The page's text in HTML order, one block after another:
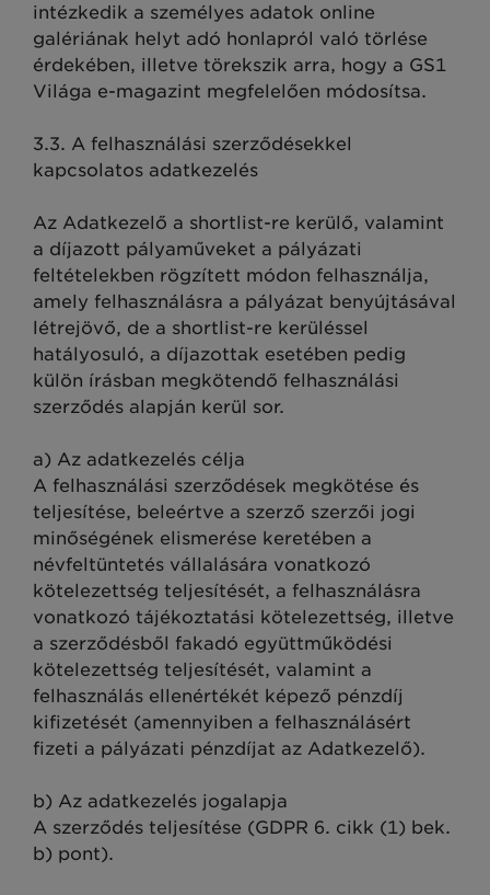
intézkedik a személyes adatok online
galériának helyt adó honlapról való törlése
érdekében, illetve törekszik arra, hogy a GS1
Világa e-magazint megfelelően módosítsa.
3.3. A felhasználási szerződésekkel
kapcsolatos adatkezelés
Az Adatkezelő a shortlist-re kerülő, valamint
a díjazott pályaműveket a pályázati
feltételekben rögzített módon felhasználja,
amely felhasználásra a pályázat benyújtásával
létrejövő, de a shortlist-re kerüléssel
hatályosuló, a díjazottak esetében pedig
külön írásban megkötendő felhasználási
szerződés alapján kerül sor.
a) Az adatkezelés célja
A felhasználási szerződések megkötése és
teljesítése, beleértve a szerző szerzői jogi
minőségének elismerése keretében a
névfeltüntetés vállalására vonatkozó
kötelezettség teljesítését, a felhasználásra
vonatkozó tájékoztatási kötelezettség, illetve
a szerződésből fakadó együttműködési
kötelezettség teljesítését, valamint a
felhasználás ellenértékét képező pénzdíj
kifizetését (amennyiben a felhasználásért
fizeti a pályázati pénzdíjat az Adatkezelő).
b) Az adatkezelés jogalapja
A szerződés teljesítése (GDPR 6. cikk (1) bek.
b) pont).